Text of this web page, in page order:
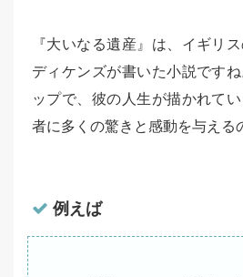
『大いなる遺産』は、イギリ
ディケンズが書いた小説です
ップで、彼の人生が描かれて
者に多くの驚きと感動を与える
例えば